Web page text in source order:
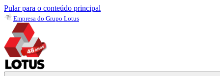
Pular para o conteúdo principal
Empresa do Grupo Lotus